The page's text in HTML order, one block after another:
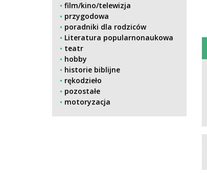
film/kino/telewizja
przygodowa
poradniki dla rodziców
Literatura popularnonaukowa
teatr
hobby
historie biblijne
rękodzieło
pozostałe
motoryzacja